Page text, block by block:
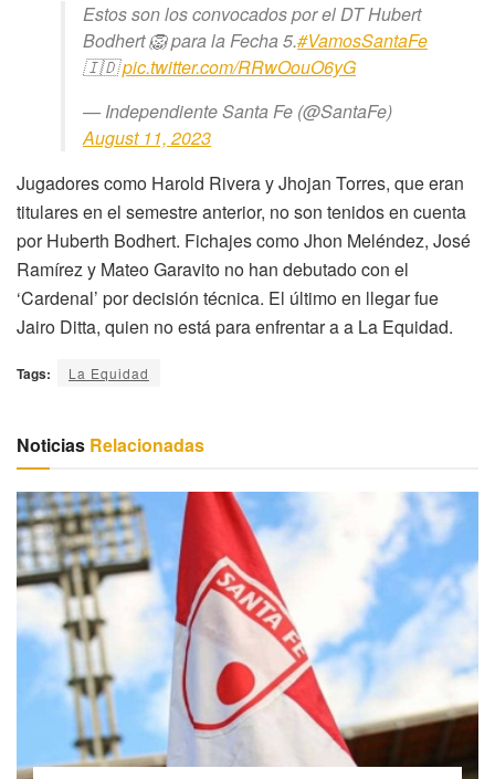
Estos son los convocados por el DT Hubert
Bodhert 🦁 para la Fecha 5.#VamosSantaFe
🇮🇩pic.twitter.com/RRwOouO6yG
— Independiente Santa Fe (@SantaFe)
August 11, 2023
Jugadores como Harold Rivera y Jhojan Torres, que eran
titulares en el semestre anterior, no son tenidos en cuenta
por Huberth Bodhert. Fichajes como Jhon Meléndez, José
Ramírez y Mateo Garavito no han debutado con el
‘Cardenal’ por decisión técnica. El último en llegar fue
Jairo Ditta, quien no está para enfrentar a a La Equidad.
Tags: La Equidad
Noticias Relacionadas